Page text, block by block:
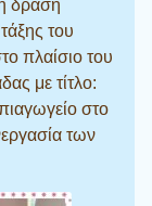
δράση
του
πλαίσιο του
με τίτλο:
στο
των